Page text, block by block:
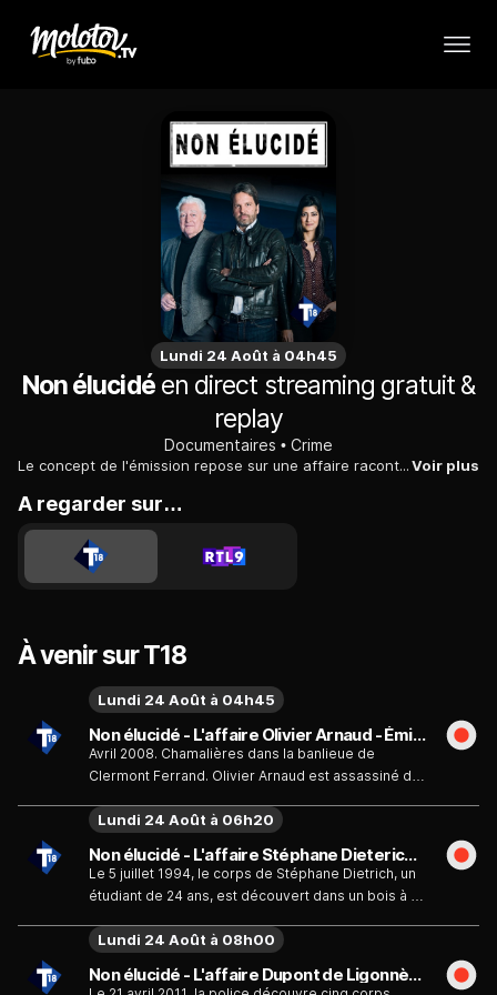
Lundi 24 Août à 04h45
Non élucidéen direct streaming gratuit &
replay
Documentaires Crime
Le concept de l'émission repose sur une affaire racontée comme une véritable fiction policière, avec la présence des présentateurs sur les lieux où se sont déroulés les faits et l'enquête.Voir plus
A regarder sur…
À venir sur T18
Non élucidé - L'affaire Olivier Arnaud - Émission du lundi 24 août
Avril 2008. Chamalières dans la banlieue de
Clermont Ferrand. Olivier Arnaud est assassiné de
circulait à moto, ne lui a laissé aucune chance. Les
pas de dresser un portrait-robot de l'assassin. Il a
agi avec sang-froid avant de prendre la fuite sans
Lundi 24 Août à 04h45
Non élucidé - L'affaire Stéphane Dieterich - Émission du lundi 24 août
Le 5 juillet 1994, le corps de Stéphane Dietrich, un
étudiant de 24 ans, est découvert dans un bois à la
particulièrement violent, il a été frappé de onze
sa mère qu'il s'absentait pour une demi-heure
Lundi 24 Août à 06h20
Non élucidé - L'affaire Dupont de Ligonnès - Émission du lundi 24 août
Lundi 24 Août à 08h00